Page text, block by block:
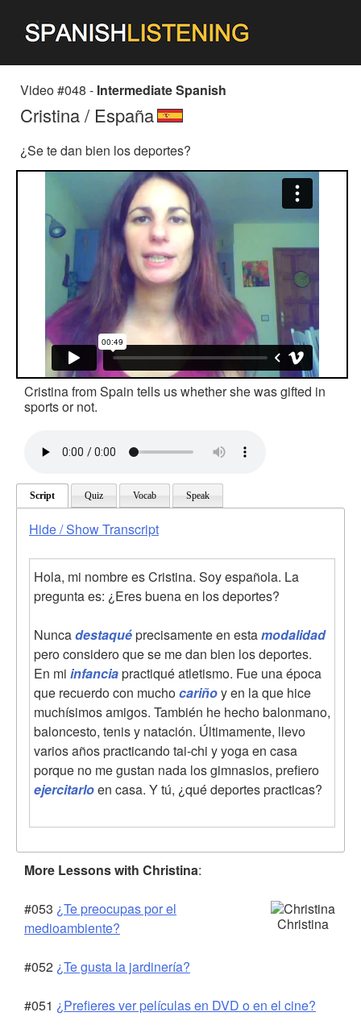
Video #048 - Intermediate Spanish
Cristina / España
¿Se te dan bien los deportes?
Cristina from Spain tells us whether she was gifted in
sports or not.
Script Quiz Vocab Speak
Hide / Show Transcript
Hola, mi nombre es Cristina. Soy española. La
pregunta es: ¿Eres buena en los deportes?
Nuncadestaquéprecisamente en estamodalidad
pero considero que se me dan bien los deportes.
En mi infanciapractiqué atletismo. Fue una época
que recuerdo con muchocariñoy en la que hice
muchísimos amigos. También he hecho balonmano,
baloncesto, tenis y natación. Últimamente, llevo
varios años practicando tai-chi y yoga en casa
porque no me gustan nada los gimnasios, prefiero
ejercitarloen casa. Y tú, ¿qué deportes practicas?
More Lessons with Christina:
Christina
#053 ¿Te preocupas por el
medioambiente?
#052 ¿Te gusta la jardinería?
#051 ¿Prefieres ver películas en DVD o en el cine?